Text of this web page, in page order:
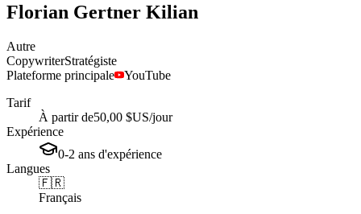
Florian Gertner Kilian
Autre
CopywriterStratégiste
Plateforme principale
YouTube
Tarif
À partir de50,00 $US/jour
Expérience
0-2 ans d'expérience
Langues
🇫🇷
Français